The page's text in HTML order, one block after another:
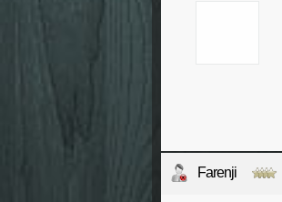
Farenji